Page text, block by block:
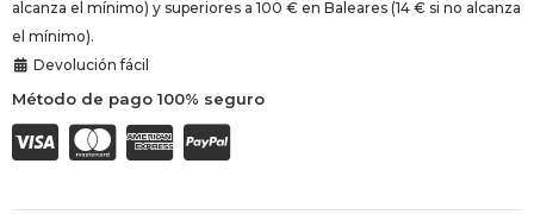
alcanza el mínimo) y superiores a 100 € en Baleares (14 € si no alcanza
el mínimo).
Devolución fácil
Método de pago 100% seguro